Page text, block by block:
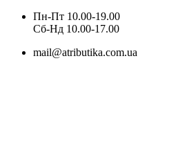
Пн-Пт 10.00-19.00
Cб-Нд 10.00-17.00
mail@atributika.com.ua